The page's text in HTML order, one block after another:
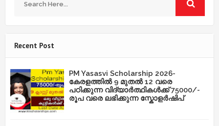
Recent Post
PM Yasasvi Scholarship 2026-
കേരളത്തിൽ 9 മുതൽ 12 വരെ
പഠിക്കുന്ന വിദ്യാർത്ഥികൾക്ക് 75000/-
രൂപ വരെ ലഭിക്കുന്ന സ്കോളർഷിപ്